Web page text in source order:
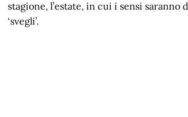
stagione, l’estate, in cui i sensi saranno
‘svegli’.